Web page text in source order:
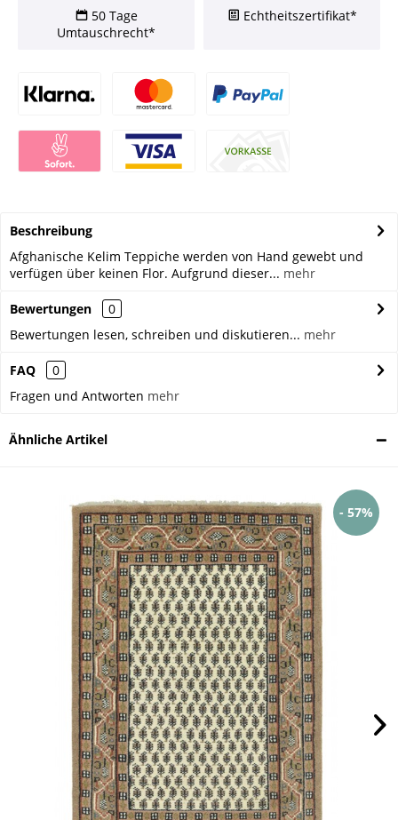
50 Tage
Umtauschrecht*
Echtheitszertifikat*
Beschreibung
Afghanische Kelim Teppiche werden von Hand gewebt und
verfügen über keinen Flor. Aufgrund dieser... mehr
Bewertungen
0
Bewertungen lesen, schreiben und diskutieren... mehr
FAQ
0
Fragen und Antworten mehr
Ähnliche Artikel
- 57%